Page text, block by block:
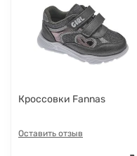
Кроссовки Fannas
Оставить отзыв